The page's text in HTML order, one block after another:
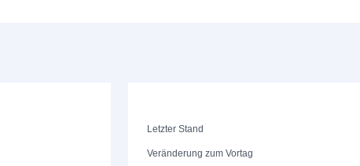
Letzter Stand
Veränderung zum Vortag